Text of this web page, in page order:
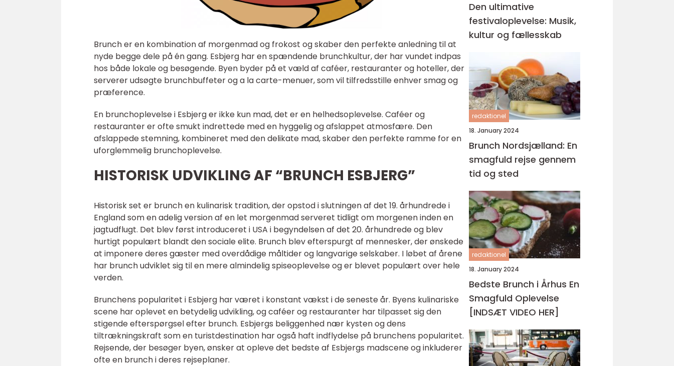
Brunch er en kombination af morgenmad og frokost og skaber den perfekte anledning til at
nyde begge dele på én gang. Esbjerg har en spændende brunchkultur, der har vundet indpas
hos både lokale og besøgende. Byen byder på et væld af caféer, restauranter og hoteller, der
serverer udsøgte brunchbuffeter og a la carte-menuer, som vil tilfredsstille enhver smag og
præference.
En brunchoplevelse i Esbjerg er ikke kun mad, det er en helhedsoplevelse. Caféer og
restauranter er ofte smukt indrettede med en hyggelig og afslappet atmosfære. Den
afslappede stemning, kombineret med den delikate mad, skaber den perfekte ramme for en
uforglemmelig brunchoplevelse.
HISTORISK UDVIKLING AF “BRUNCH ESBJERG”
Historisk set er brunch en kulinarisk tradition, der opstod i slutningen af det 19. århundrede i
England som en adelig version af en let morgenmad serveret tidligt om morgenen inden en
jagtudflugt. Det blev først introduceret i USA i begyndelsen af det 20. århundrede og blev
hurtigt populært blandt den sociale elite. Brunch blev efterspurgt af mennesker, der ønskede
at imponere deres gæster med overdådige måltider og langvarige selskaber. I løbet af årene
har brunch udviklet sig til en mere almindelig spiseoplevelse og er blevet populært over hele
verden.
Brunchens popularitet i Esbjerg har været i konstant vækst i de seneste år. Byens kulinariske
scene har oplevet en betydelig udvikling, og caféer og restauranter har tilpasset sig den
stigende efterspørgsel efter brunch. Esbjergs beliggenhed nær kysten og dens
tiltrækningskraft som en turistdestination har også haft indflydelse på brunchens popularitet.
Rejsende, der besøger byen, ønsker at opleve det bedste af Esbjergs madscene og inkluderer
ofte en brunch i deres rejseplaner.
Den ultimative
festivaloplevelse: Musik,
kultur og fællesskab
redaktionel
18. January 2024
Brunch Nordsjælland: En
smagfuld rejse gennem
tid og sted
redaktionel
18. January 2024
Bedste Brunch i Århus En
Smagfuld Oplevelse
[INDSÆT VIDEO HER]